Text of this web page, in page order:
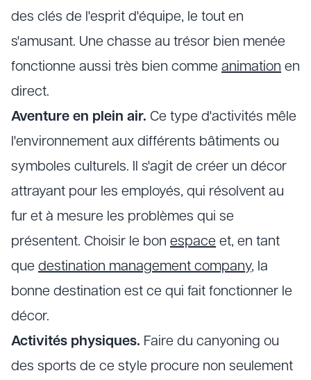
des clés de l'esprit d'équipe, le tout en
s'amusant. Une chasse au trésor bien menée
fonctionne aussi très bien comme animation en
direct.
Aventure en plein air. Ce type d'activités mêle
l'environnement aux différents bâtiments ou
symboles culturels. Il s'agit de créer un décor
attrayant pour les employés, qui résolvent au
fur et à mesure les problèmes qui se
présentent. Choisir le bon espace et, en tant
que destination management company, la
bonne destination est ce qui fait fonctionner le
décor.
Activités physiques. Faire du canyoning ou
des sports de ce style procure non seulement